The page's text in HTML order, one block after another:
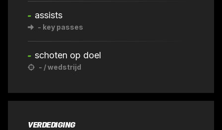
- assists
- key passes
- schoten op doel
- / wedstrijd
VERDEDIGING